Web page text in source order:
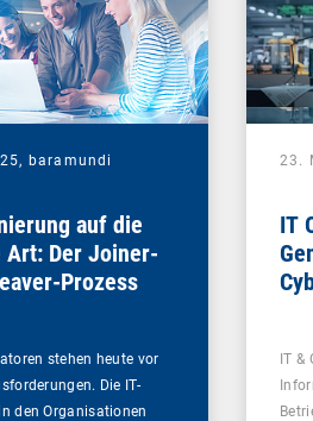
baramundi
auf die
Art: Der Joiner-
Prozess
stehen heute vor
Die IT-
den Organisationen
23.
IT
IT &